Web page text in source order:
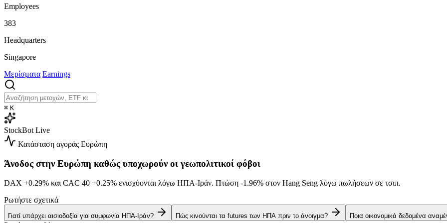
Employees
383
Headquarters
Singapore
Μερίσματα Earnings
⌘ K
StockBot Live
Κατάσταση αγοράς Ευρώπη
Άνοδος στην Ευρώπη καθώς υποχωρούν οι γεωπολιτικοί φόβοι
DAX +0.29% και CAC 40 +0.25% ενισχύονται λόγω ΗΠΑ-Ιράν. Πτώση -1.96% στον Hang Seng λόγω πωλήσεων σε τσιπ.
Ρωτήστε σχετικά
Γιατί υπάρχει αισιοδοξία για συμφωνία ΗΠΑ-Ιράν? Πώς κινούνται τα futures των ΗΠΑ πριν το άνοιγμα? Ποια οικονομικά δεδομένα